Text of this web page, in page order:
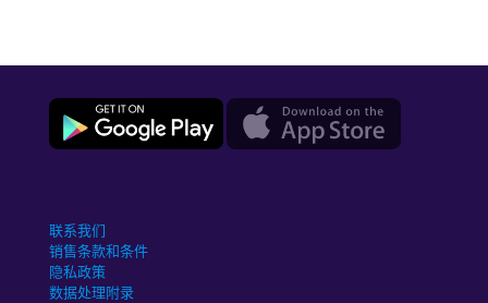
联系我们
销售条款和条件
隐私政策
数据处理附录